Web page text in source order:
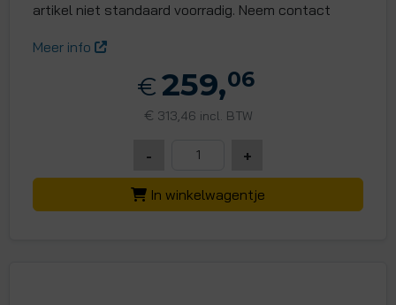
artikel niet standaard voorradig. Neem contact
Meer info
€ 259,06
€ 313,46 incl. BTW
- +
In winkelwagentje